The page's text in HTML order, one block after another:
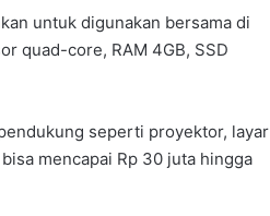
untuk digunakan bersama di
quad-core, RAM 4GB, SSD
seperti proyektor, layar
mencapai Rp 30 juta hingga